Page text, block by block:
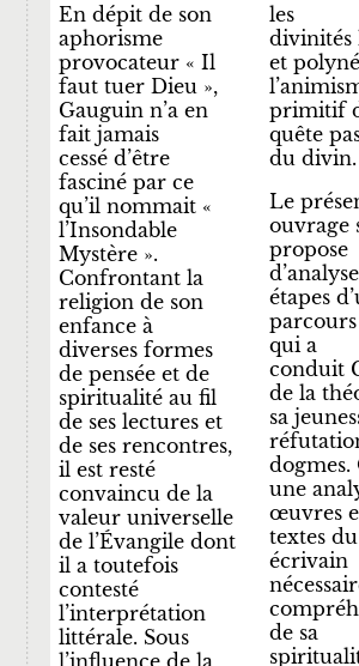
En dépit de son
aphorisme
provocateur « Il
faut tuer Dieu »,
Gauguin n’a en
fait jamais
cessé d’être
fasciné par ce
qu’il nommait «
l’Insondable
Mystère ».
Confrontant la
religion de son
enfance à
diverses formes
de pensée et de
spiritualité au fil
de ses lectures et
de ses rencontres,
il est resté
convaincu de la
valeur universelle
de l’Évangile dont
il a toutefois
contesté
l’interprétation
littérale. Sous
l’influence de la
les
divinités
et
primitif
quête
du divin.
Le
ouvrage
propose
étapes
qui a
conduit
de la
sa
dogmes.
une
œuvres
textes
écrivain
de sa